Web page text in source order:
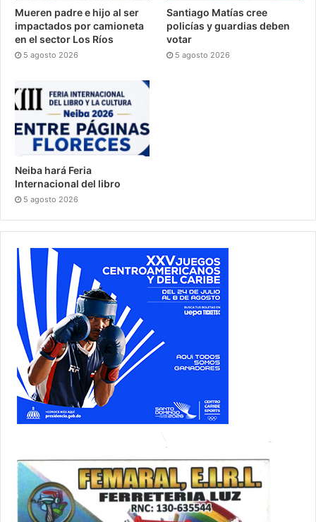
Mueren padre e hijo al ser
impactados por camioneta
en el sector Los Ríos
5 agosto 2026
Santiago Matías cree
policías y guardias deben
votar
5 agosto 2026
Neiba hará Feria
Internacional del libro
5 agosto 2026